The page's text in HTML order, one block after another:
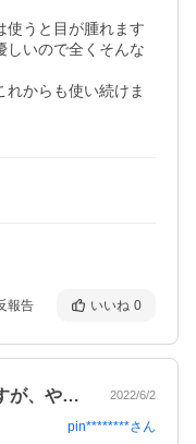
使うと目が腫れます
しいので全くそんな
れからも使い続けま
報告 いいね 0
サンプルで試してからの購入ですが、やは… 2022/6/2
pin********さん